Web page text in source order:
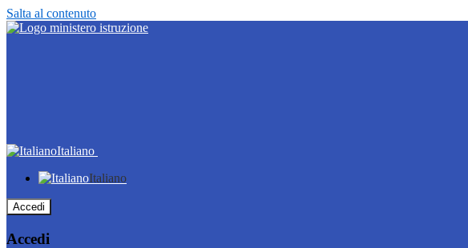
Salta al contenuto
Italiano
Italiano
Accedi
Accedi